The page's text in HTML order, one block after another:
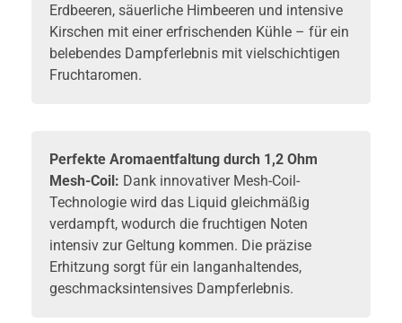
Erdbeeren, säuerliche Himbeeren und intensive
Kirschen mit einer erfrischenden Kühle – für ein
belebendes Dampferlebnis mit vielschichtigen
Fruchtaromen.
Perfekte Aromaentfaltung durch 1,2 Ohm
Mesh-Coil: Dank innovativer Mesh-Coil-
Technologie wird das Liquid gleichmäßig
verdampft, wodurch die fruchtigen Noten
intensiv zur Geltung kommen. Die präzise
Erhitzung sorgt für ein langanhaltendes,
geschmacksintensives Dampferlebnis.